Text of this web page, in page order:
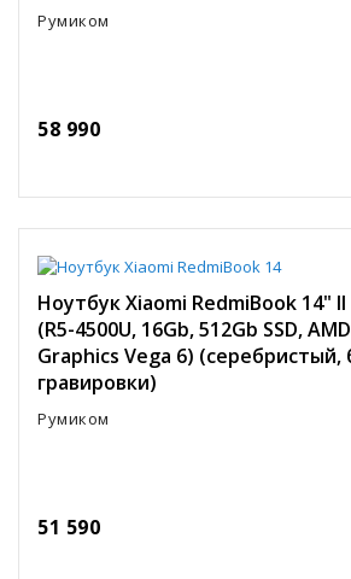
Румиком
58 990
Ноутбук Xiaomi RedmiBook 14"
(R5-4500U, 16Gb, 512Gb SSD,
Graphics Vega 6) (серебристый,
гравировки)
Румиком
51 590